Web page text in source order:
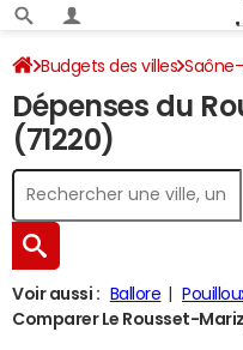
Budgets des villes
Dépenses 2024
Dépenses du
(71220)
Voir aussi : Ballore
Comparer Le Rousset-